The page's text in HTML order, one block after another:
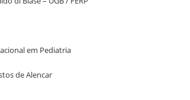
em Pediatria
de Alencar